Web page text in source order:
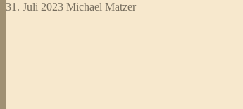
31. Juli 2023 Michael Matzer